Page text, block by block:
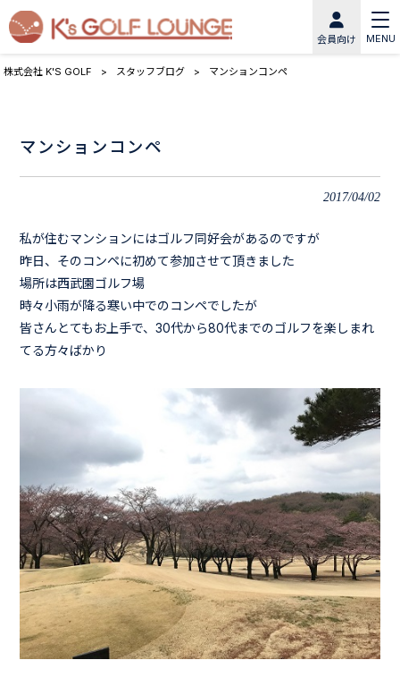
会員向け MENU
株式会社 K'S GOLF > スタッフブログ > マンションコンペ
マンションコンペ
2017/04/02
私が住むマンションにはゴルフ同好会があるのですが
昨日、そのコンペに初めて参加させて頂きました
場所は西武園ゴルフ場
時々小雨が降る寒い中でのコンペでしたが
皆さんとてもお上手で、30代から80代までのゴルフを楽しまれ
てる方々ばかり